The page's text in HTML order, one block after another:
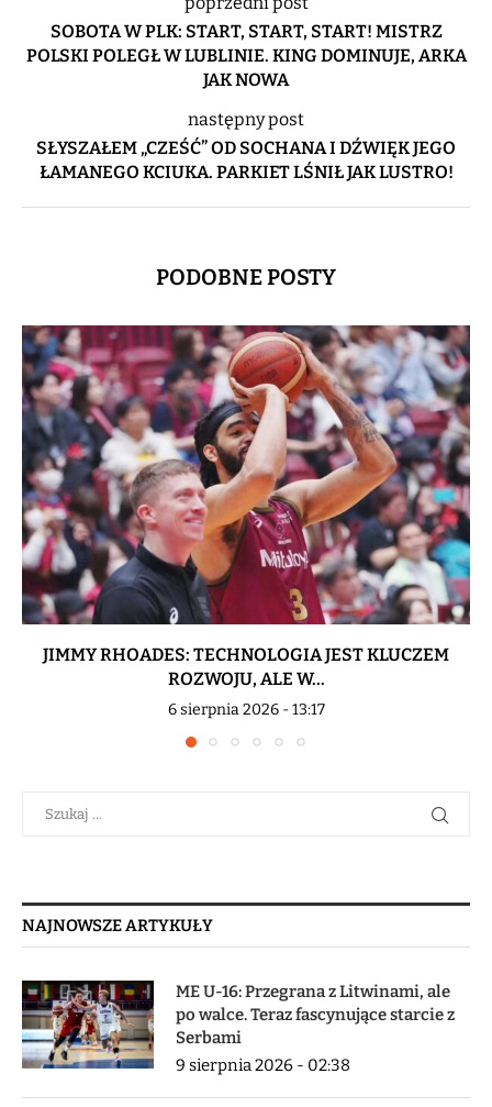
SOBOTA W PLK: START, START, START! MISTRZ
POLSKI POLEGŁ W LUBLINIE. KING DOMINUJE, ARKA
JAK NOWA
następny post
SŁYSZAŁEM „CZEŚĆ” OD SOCHANA I DŹWIĘK JEGO
ŁAMANEGO KCIUKA. PARKIET LŚNIŁ JAK LUSTRO!
PODOBNE POSTY
JIMMY RHOADES: TECHNOLOGIA JEST KLUCZEM
ROZWOJU, ALE W...
6 sierpnia 2026 - 13:17
NAJNOWSZE ARTYKUŁY
ME U-16: Przegrana z Litwinami, ale
po walce. Teraz fascynujące starcie z
Serbami
9 sierpnia 2026 - 02:38